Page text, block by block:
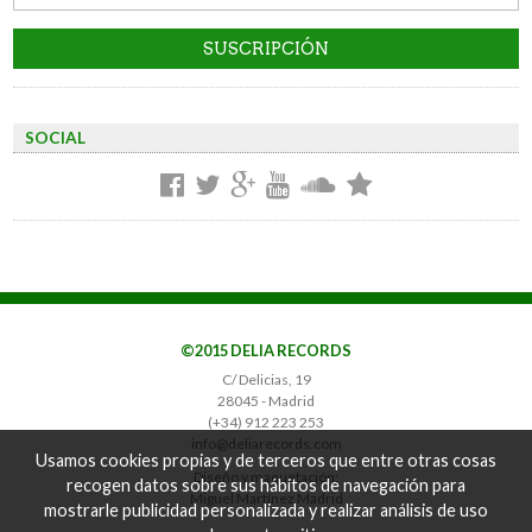
SOCIAL
©2015 DELIA RECORDS
C/ Delicias, 19
28045 - Madrid
(+34) 912 223 253
info@deliarecords.com
Diseño y maquetación:
Miguel Martínez Madrid
Usamos cookies propias y de terceros que entre otras cosas
recogen datos sobre sus hábitos de navegación para
mostrarle publicidad personalizada y realizar análisis de uso